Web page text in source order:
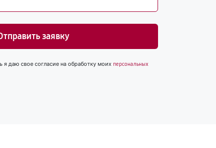
заявку
я даю свое согласие на обработку моих персональных